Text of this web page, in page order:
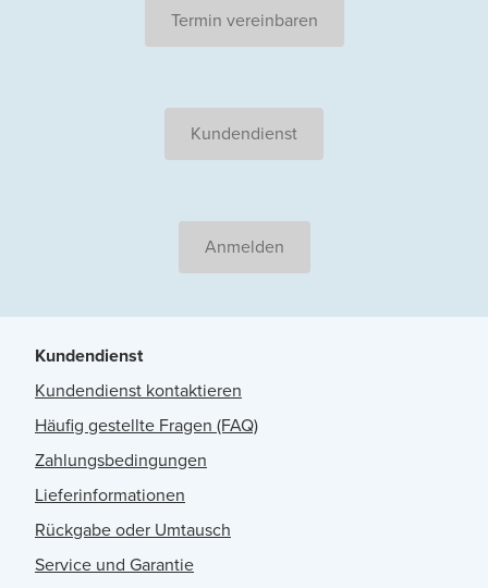
Termin vereinbaren
Kundendienst
Anmelden
Kundendienst
Kundendienst kontaktieren
Häufig gestellte Fragen (FAQ)
Zahlungsbedingungen
Lieferinformationen
Rückgabe oder Umtausch
Service und Garantie